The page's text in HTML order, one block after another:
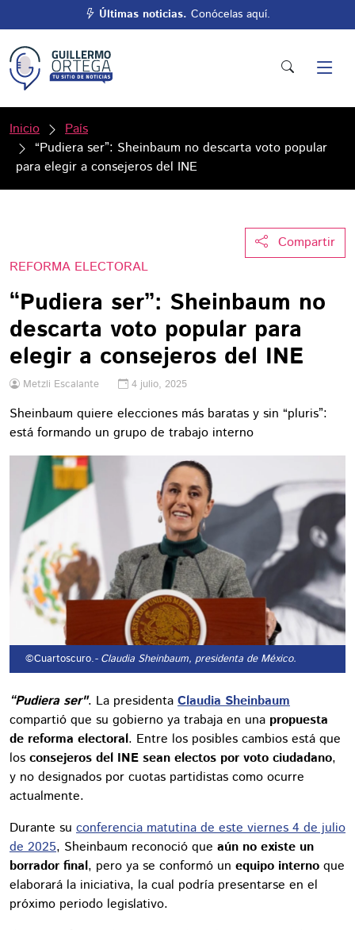
Últimas noticias. Conócelas aquí.
Inicio
País
“Pudiera ser”: Sheinbaum no descarta voto popular
para elegir a consejeros del INE
Compartir
REFORMA ELECTORAL
“Pudiera ser”: Sheinbaum no
descarta voto popular para
elegir a consejeros del INE
Metzli Escalante 4 julio, 2025
Sheinbaum quiere elecciones más baratas y sin “pluris”:
está formando un grupo de trabajo interno
©Cuartoscuro.- Claudia Sheinbaum, presidenta de México.
“Pudiera ser". La presidenta Claudia Sheinbaum
compartió que su gobierno ya trabaja en una propuesta
de reforma electoral. Entre los posibles cambios está que
los consejeros del INE sean electos por voto ciudadano,
y no designados por cuotas partidistas como ocurre
actualmente.
Durante su conferencia matutina de este viernes 4 de julio
de 2025, Sheinbaum reconoció que aún no existe un
borrador final, pero ya se conformó un equipo interno que
elaborará la iniciativa, la cual podría presentarse en el
próximo periodo legislativo.